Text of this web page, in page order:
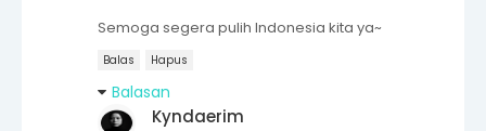
Semoga segera pulih Indonesia kita ya~
Balas Hapus
Balasan
Kyndaerim